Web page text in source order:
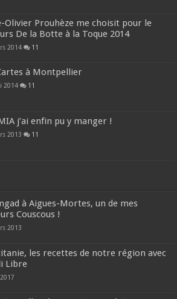
Olivier Prouhèze me choisit pour le
De la Botte à la Toque 2014
2014 11
à Montpellier
2014 11
j’ai enfin pu y manger !
2013 11
à Aigues-Mortes, un de mes
Couscous !
2013
les recettes de notre région avec
Libre